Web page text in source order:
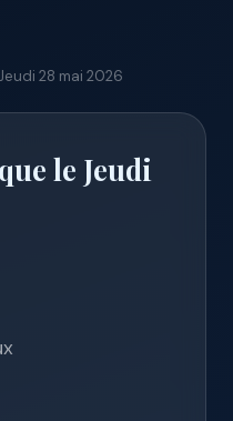
28 mai 2026
le Jeudi